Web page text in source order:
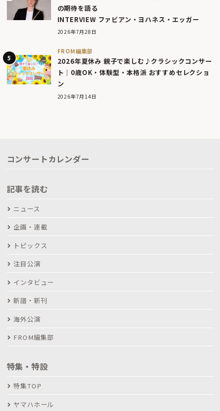
の期待を語る
INTERVIEW ファビアン・ヨハネス・エッガー
2026年7月28日
FROM編集部
2026年夏休み 親子で楽しむ♪クラシックコンサー
ト｜0歳OK・体験型・本格派 おすすめセレクショ
ン
2026年7月14日
コンサートカレンダー
記事を読む
ニュース
企画・連載
トピックス
注目公演
インタビュー
新譜・新刊
海外公演
FROM編集部
特集・特設
特集TOP
ヤマハホール